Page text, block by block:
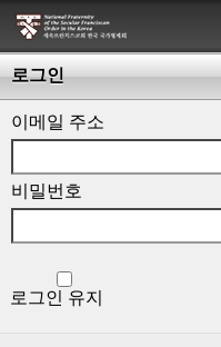
로그인
이메일 주소
비밀번호
로그인 유지